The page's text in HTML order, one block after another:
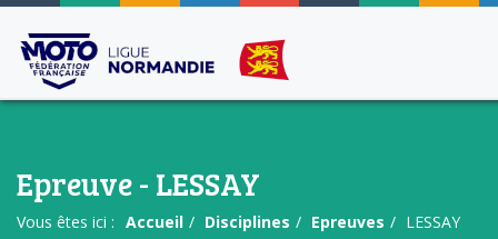
Epreuve - LESSAY
Vous êtes ici : Accueil Disciplines Epreuves LESSAY